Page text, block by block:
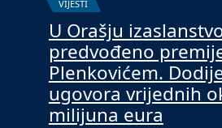
VIJESTI
U Orašju
predvođeno
Plenkovićem.
ugovora vrijednih
milijuna eura